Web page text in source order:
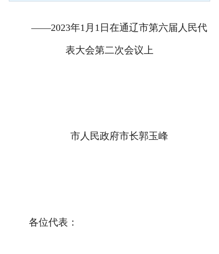
——2023年1月1日在通辽市第六届人民代
表大会第二次会议上
市人民政府市长郭玉峰
各位代表：